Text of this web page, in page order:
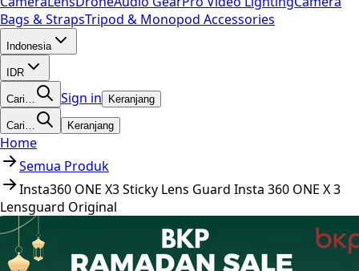
Bags & StrapsTripod & Monopod Accessories
Indonesia
IDR
Cari… Sign in Keranjang
Cari… Keranjang
Home
Semua Produk
Insta360 ONE X3 Sticky Lens Guard Insta 360 ONE X 3
Lensguard Original